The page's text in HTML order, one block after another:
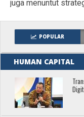
juga menuntut
POPULAR
HUMAN CAPITAL